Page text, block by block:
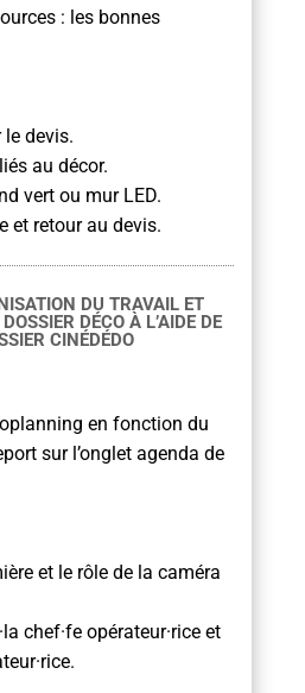
: les bonnes
devis.
au décor.
vert ou mur LED.
et retour au devis.
DU TRAVAIL ET
DÉCO À L’AIDE DE
CINÉDÉDO
en fonction du
sur l’onglet agenda de
et le rôle de la caméra
chef·fe opérateur·rice et